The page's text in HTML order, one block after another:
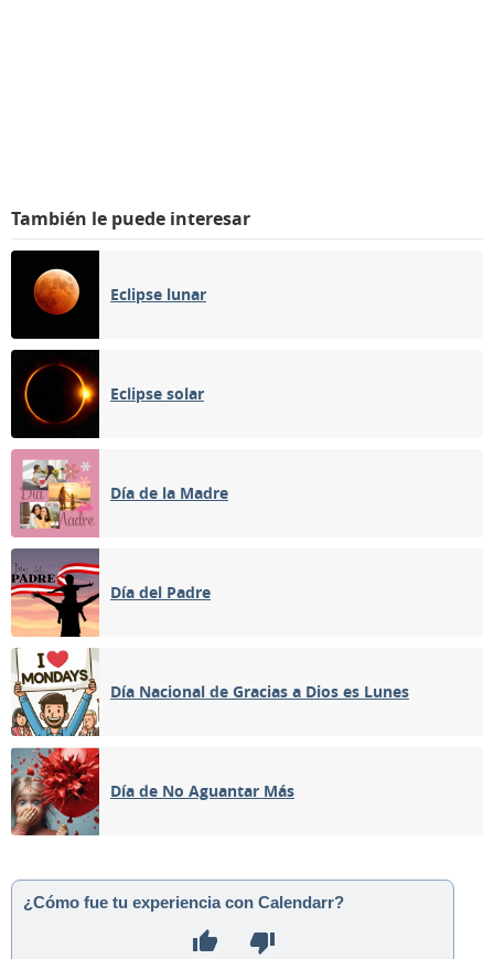
También le puede interesar
Eclipse lunar
Eclipse solar
Día de la Madre
Día del Padre
Día Nacional de Gracias a Dios es Lunes
Día de No Aguantar Más
¿Cómo fue tu experiencia con Calendarr?